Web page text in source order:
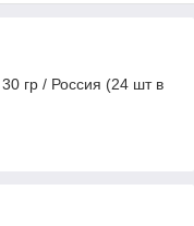
гр / Россия (24 шт в